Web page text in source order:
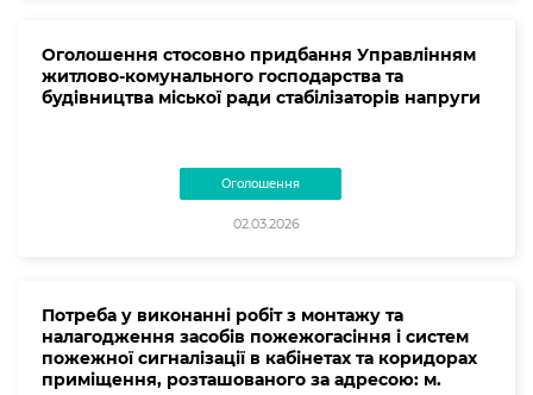
Оголошення стосовно придбання Управлінням
житлово-комунального господарства та
будівництва міської ради стабілізаторів напруги
Оголошення
02.03.2026
Потреба у виконанні робіт з монтажу та
налагодження засобів пожежогасіння і систем
пожежної сигналізації в кабінетах та коридорах
приміщення, розташованого за адресою: м.